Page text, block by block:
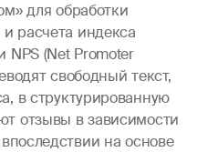
для обработки
расчета индекса
NPS (Net Promoter
свободный текст,
в структурированную
отзывы в зависимости
на основе